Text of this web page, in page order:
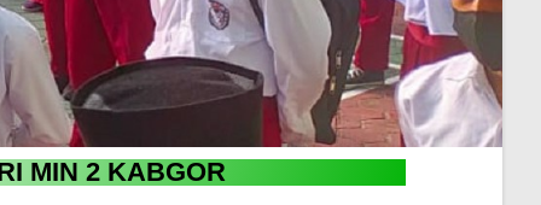
MIN 2 KABGOR